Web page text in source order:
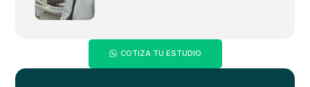
COTIZA TU ESTUDIO